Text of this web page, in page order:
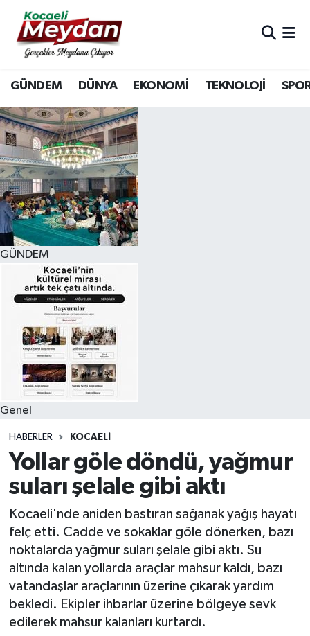
GÜNDEM DÜNYA EKONOMİ TEKNOLOJİ
GÜNDEM
Genel
HABERLER KOCAELI
Yollar göle döndü, yağmur
suları şelale gibi aktı
Kocaeli'nde aniden bastıran sağanak yağış hayatı
felç etti. Cadde ve sokaklar göle dönerken, bazı
noktalarda yağmur suları şelale gibi aktı. Su
altında kalan yollarda araçlar mahsur kaldı, bazı
vatandaşlar araçlarının üzerine çıkarak yardım
bekledi. Ekipler ihbarlar üzerine bölgeye sevk
edilerek mahsur kalanları kurtardı.
Nöbetçi Eczaneler
Hava Durumu
Trafik Durumu
Süper Lig Puan Durumu ve Fikstür
Tüm Manşetler
Son Dakika Haberleri
Haber Arşivi